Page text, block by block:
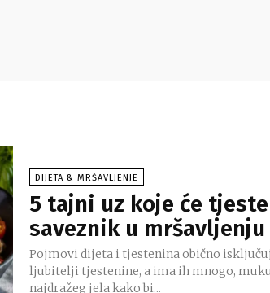
DIJETA & MRŠAVLJENJE
5 tajni uz koje će
saveznik u mršavljenju
Pojmovi dijeta i tjestenina obično
ljubitelji tjestenine, a ima ih mnogo,
najdražeg jela kako bi...